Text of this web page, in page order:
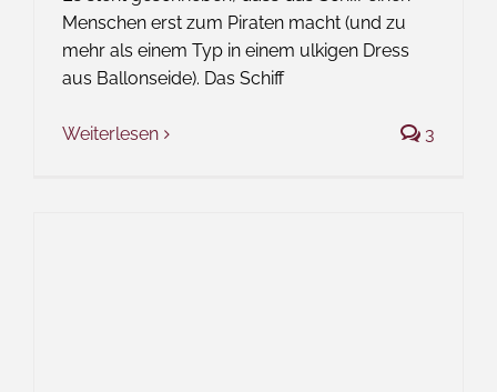
Menschen erst zum Piraten macht (und zu
mehr als einem Typ in einem ulkigen Dress
aus Ballonseide). Das Schiff
Weiterlesen 3